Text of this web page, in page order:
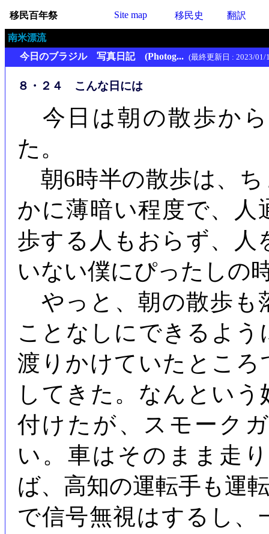
移民百年祭 Site map 移民史 翻訳
南米漂流
今日のブラジル 写真日記 (Photog... (最終更新日 : 2023/01/
８・２４ こんな日には
今日は朝の散歩か
た。
朝6時半の散歩は、
かに薄暗い程度で、人
歩する人もおらず、人
いない僕にぴったしの
やっと、朝の散歩も
ことなしにできるよ
渡りかけていたところ
してきた。なんとい
付けたが、スモーク
い。車はそのまま走
ば、高知の運転手も運
で信号無視はするし